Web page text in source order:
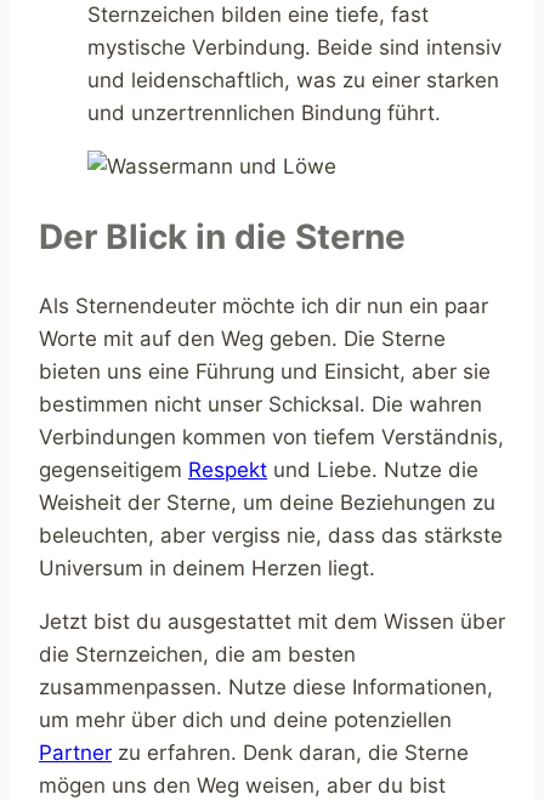
Sternzeichen bilden eine tiefe, fast
mystische Verbindung. Beide sind intensiv
und leidenschaftlich, was zu einer starken
und unzertrennlichen Bindung führt.
Der Blick in die Sterne
Als Sternendeuter möchte ich dir nun ein paar
Worte mit auf den Weg geben. Die Sterne
bieten uns eine Führung und Einsicht, aber sie
bestimmen nicht unser Schicksal. Die wahren
Verbindungen kommen von tiefem Verständnis,
gegenseitigem Respekt und Liebe. Nutze die
Weisheit der Sterne, um deine Beziehungen zu
beleuchten, aber vergiss nie, dass das stärkste
Universum in deinem Herzen liegt.
Jetzt bist du ausgestattet mit dem Wissen über
die Sternzeichen, die am besten
zusammenpassen. Nutze diese Informationen,
um mehr über dich und deine potenziellen
Partner zu erfahren. Denk daran, die Sterne
mögen uns den Weg weisen, aber du bist